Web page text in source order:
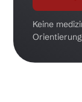
Keine
Orientierung